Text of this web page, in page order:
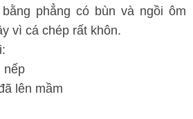
phẳng có bùn và ngồi ôm
vì cá chép rất khôn.
nếp
lên mầm